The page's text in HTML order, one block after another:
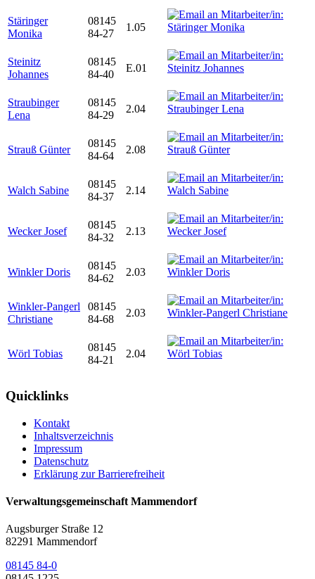
Stäringer
Monika
08145
84-27
1.05
Steinitz
Johannes
08145
84-40
E.01
Straubinger
Lena
08145
84-29
2.04
Strauß Günter
08145
84-64
2.08
Walch Sabine
08145
84-37
2.14
Wecker Josef
08145
84-32
2.13
Winkler Doris
08145
84-62
2.03
Winkler-Pangerl
Christiane
08145
84-68
2.03
Wörl Tobias
08145
84-21
2.04
Quicklinks
Kontakt
Inhaltsverzeichnis
Impressum
Datenschutz
Erklärung zur Barrierefreiheit
Verwaltungsgemeinschaft Mammendorf
Augsburger Straße 12
82291 Mammendorf
08145 84-0